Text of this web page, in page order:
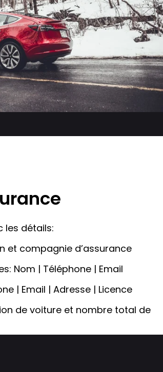
les détails:
et compagnie d’assurance
Nom | Téléphone | Email
| Email | Adresse | Licence
de voiture et nombre total de